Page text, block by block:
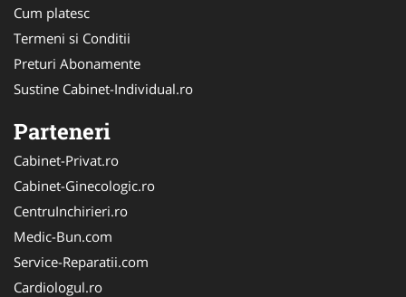
Cum platesc
Termeni si Conditii
Preturi Abonamente
Sustine Cabinet-Individual.ro
Parteneri
Cabinet-Privat.ro
Cabinet-Ginecologic.ro
CentruInchirieri.ro
Medic-Bun.com
Service-Reparatii.com
Cardiologul.ro